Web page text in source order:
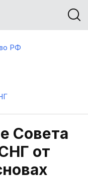
РФ
Совета
от